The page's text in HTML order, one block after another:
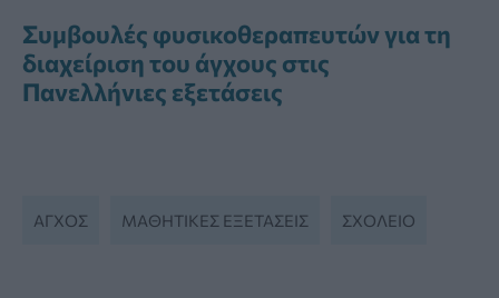
Συμβουλές φυσικοθεραπευτών για τη
διαχείριση του άγχους στις
Πανελλήνιες εξετάσεις
ΆΓΧΟΣ ΜΑΘΗΤΙΚΕΣ ΕΞΕΤΑΣΕΙΣ ΣΧΟΛΕΊΟ